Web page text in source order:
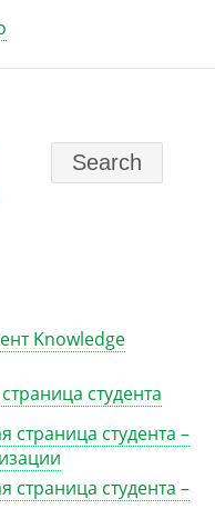
Knowledge
студента
страница студента –
страница студента –